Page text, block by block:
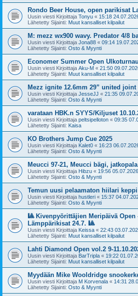
Rondo Beer House, open parikisat
Uusin viesti Kirjoittaja Tonyu « 15:18
Lähetetty Sijainti: Muut kansalliset kilpailut
M: mezz wx900 wavy. Predator 4/8
Uusin viesti Kirjoittaja Jona88 « 09:14
Lähetetty Sijainti: Osto & Myynti
Economer Summer Open
Uusin viesti Kirjoittaja Aku-M « 21:50
Lähetetty Sijainti: Muut kansalliset kilpailut
Mezz ignite 12.6mm 29” united joint
Uusin viesti Kirjoittaja JesseJJ « 21:35
Lähetetty Sijainti: Osto & Myynti
varataan HBK.n SYYS/Kiljuset
Uusin viesti Kirjoittaja peltsipelloton « 09:35
Lähetetty Sijainti: Kaisa
KO Brothers Jump Cue 2025
Uusin viesti Kirjoittaja Kalet0 « 16:23
Lähetetty Sijainti: Osto & Myynti
Meucci 97-21, Meucci bägi,
Uusin viesti Kirjoittaja Hibzu « 19:56 05.07.2026
Lähetetty Sijainti: Osto & Myynti
Temun uusi pelaamaton hiilari keppi
Uusin viesti Kirjoittaja hustleri « 15:37
Lähetetty Sijainti: Osto & Myynti
🎱 Kivenpyörittäjien Meripäivä Open
Lämppärikisat 24.7. 🎱
Uusin viesti Kirjoittaja Keissa « 22:43
Lähetetty Sijainti: Muut kansalliset kilpailut
Lahti Diamond Open vol.2 9-
Uusin viesti Kirjoittaja BarTripla « 19:22
Lähetetty Sijainti: Muut kansalliset kilpailut
Myydään Mike Wooldridge
Uusin viesti Kirjoittaja M Korvenala « 14:31
Lähetetty Sijainti: Osto & Myynti